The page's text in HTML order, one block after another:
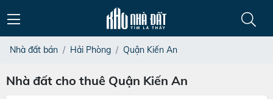
Nhà đất bán Hải Phòng Quận Kiến An
Nhà đất cho thuê Quận Kiến An